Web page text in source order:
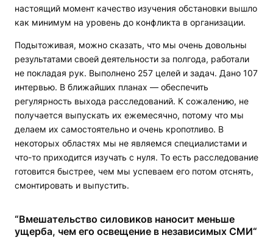
настоящий момент качество изучения обстановки вышло
как минимум на уровень до конфликта в организации.
Подытоживая, можно сказать, что мы очень довольны
результатами своей деятельности за полгода, работали
не покладая рук. Выполнено 257 целей и задач. Дано 107
интервью. В ближайших планах — обеспечить
регулярность выхода расследований. К сожалению, не
получается выпускать их ежемесячно, потому что мы
делаем их самостоятельно и очень кропотливо. В
некоторых областях мы не являемся специалистами и
что-то приходится изучать с нуля. То есть расследование
готовится быстрее, чем мы успеваем его потом отснять,
смонтировать и выпустить.
“Вмешательство силовиков наносит меньше
ущерба, чем его освещение в независимых СМИ“